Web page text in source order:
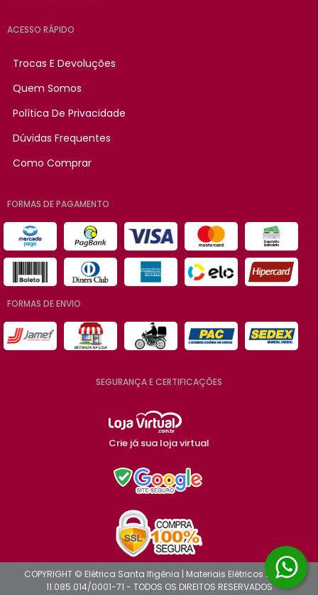
ACESSO RÁPIDO
Trocas E Devoluções
Quem Somos
Política De Privacidade
Dúvidas Frequentes
Como Comprar
FORMAS DE PAGAMENTO
FORMAS DE ENVIO
SEGURANÇA E CERTIFICAÇÕES
Crie já sua loja virtual
COPYRIGHT © Elétrica Santa Ifigênia | Materiais Elétricos 2026 -
11.085.014/0001-71 - TODOS OS DIREITOS RESERVADOS